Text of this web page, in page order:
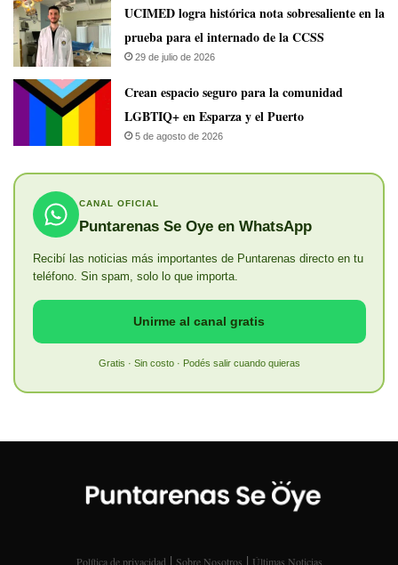
UCIMED logra histórica nota sobresaliente en la
prueba para el internado de la CCSS
29 de julio de 2026
Crean espacio seguro para la comunidad
LGBTIQ+ en Esparza y el Puerto
5 de agosto de 2026
CANAL OFICIAL
Puntarenas Se Oye en WhatsApp
Recibí las noticias más importantes de Puntarenas directo en tu
teléfono. Sin spam, solo lo que importa.
Unirme al canal gratis
Gratis · Sin costo · Podés salir cuando quieras
Política de privacidad | Sobre Nosotros | Últimas Noticias